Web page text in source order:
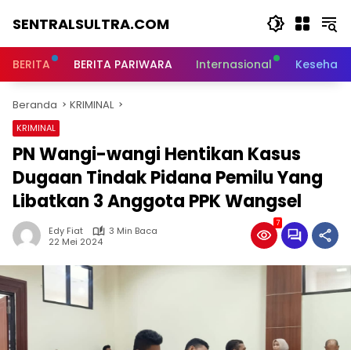
SENTRALSULTRA.COM
BERITA BERITA PARIWARA Internasional
Beranda KRIMINAL
KRIMINAL
PN Wangi-wangi Hentikan Kasus
Dugaan Tindak Pidana Pemilu Yang
Libatkan 3 Anggota PPK Wangsel
Edy Fiat
3 Min Baca
22 Mei 2024
7